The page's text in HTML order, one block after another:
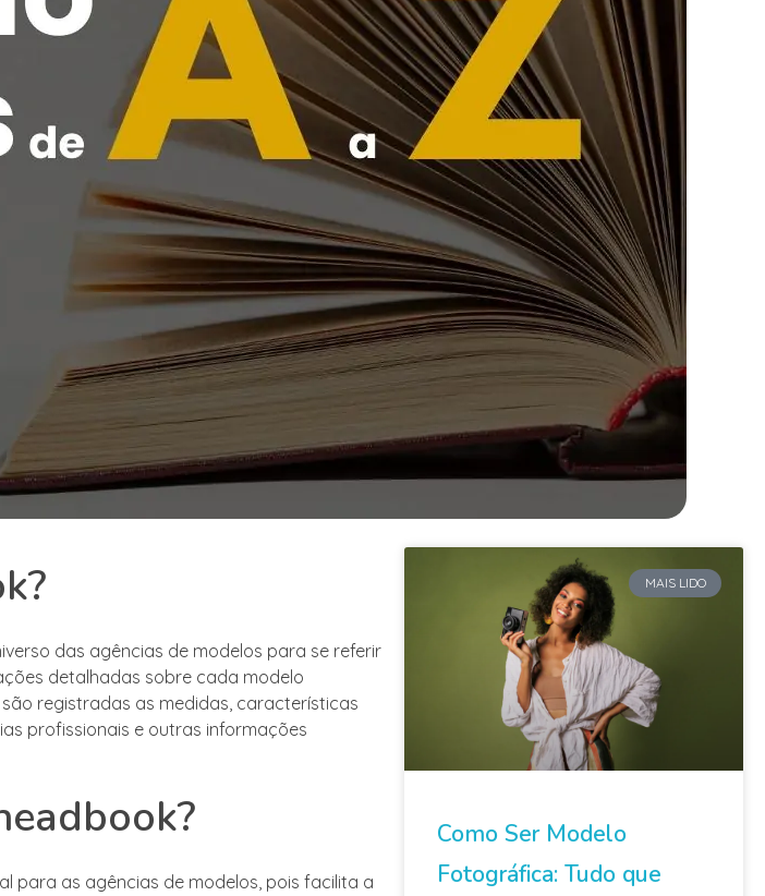
das agências de modelos para se referir
detalhadas sobre cada modelo
registradas as medidas, características
profissionais e outras informações
para as agências de modelos, pois facilita a
MAIS LIDO
Como Ser Modelo
Fotográfica: Tudo que